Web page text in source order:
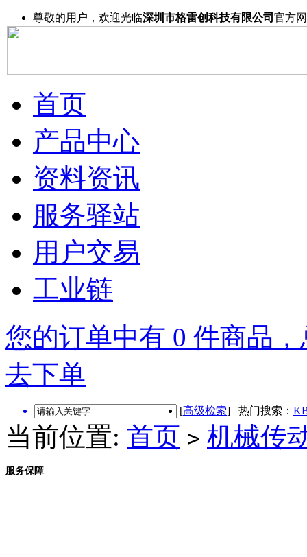
尊敬的用户，欢迎光临深圳市格雷创科技有限公司 官方
首页
产品中心
资料资讯
服务驿站
用户交易
工业链
您的订单中有 0 件商品
去下单
[高级检索] 热门搜索：
当前位置: 首页 > 机械传
服务保障